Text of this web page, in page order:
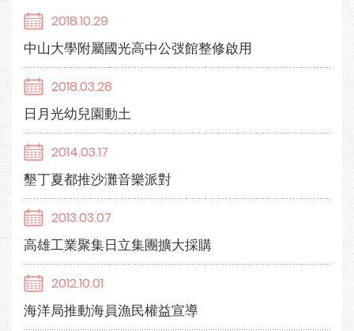
2018.10.29
中山大學附屬國光高中公弢館整修啟用
2018.03.28
日月光幼兒園動土
2014.03.17
墾丁夏都推沙灘音樂派對
2013.03.07
高雄工業聚集日立集團擴大採購
2012.10.01
海洋局推動海員漁民權益宣導